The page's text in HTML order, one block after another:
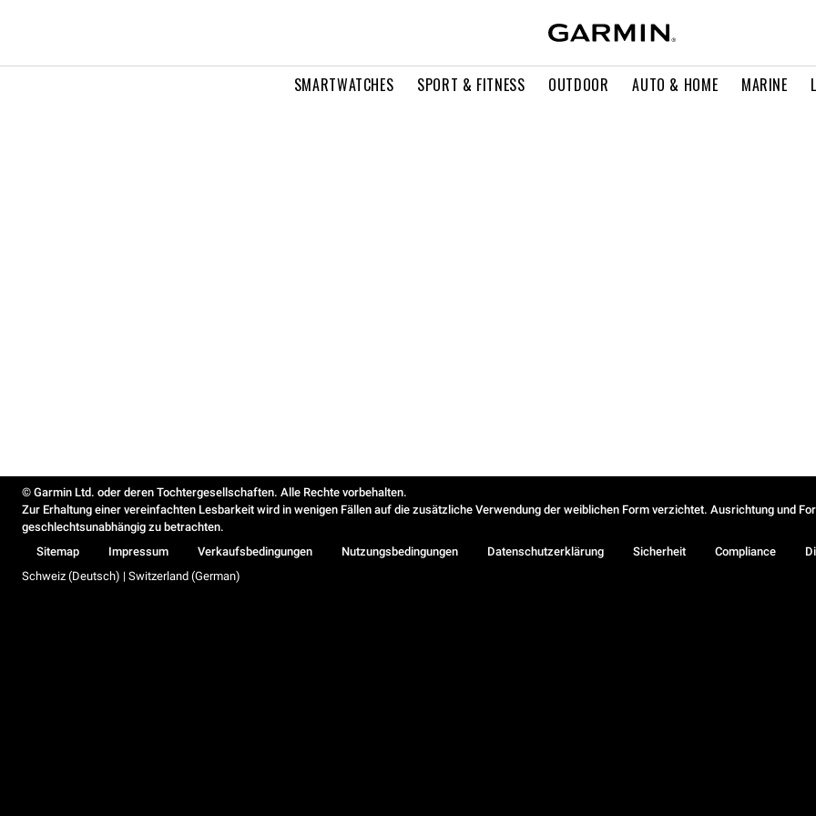
SMARTWATCHES SPORT & FITNESS OUTDOOR AUTO & HOME MARINE
© Garmin Ltd. oder deren Tochtergesellschaften. Alle Rechte vorbehalten.
Zur Erhaltung einer vereinfachten Lesbarkeit wird in wenigen Fällen auf die zusätzliche Verwendung der weiblichen Form verzichtet. Ausrichtung und
geschlechtsunabhängig zu betrachten.
Sitemap
Impressum Verkaufsbedingungen Nutzungsbedingungen Datenschutzerklärung Sicherheit Compliance
Schweiz (Deutsch) | Switzerland (German)